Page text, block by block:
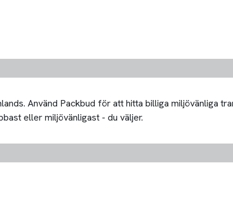
Använd Packbud för att hitta billiga miljövänliga
eller miljövänligast - du väljer.